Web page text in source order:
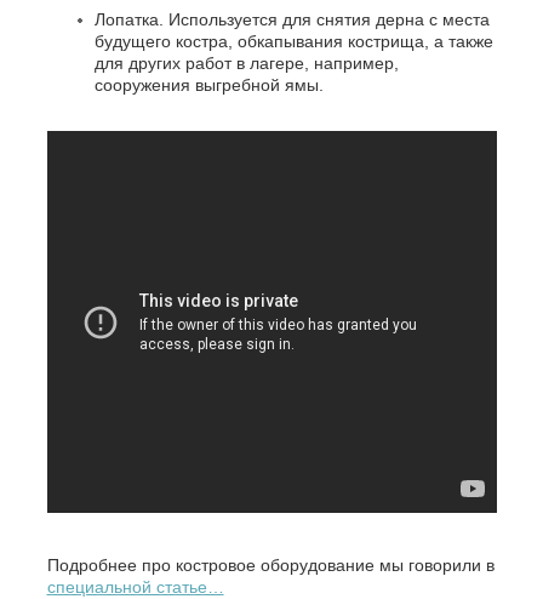
Лопатка. Используется для снятия дерна с места
будущего костра, обкапывания кострища, а также
для других работ в лагере, например,
сооружения выгребной ямы.
Подробнее про костровое оборудование мы говорили в
специальной статье…